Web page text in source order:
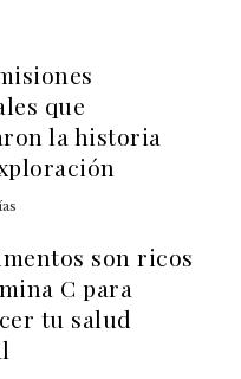
que
la historia
son ricos
C para
tu salud